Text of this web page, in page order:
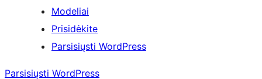
Modeliai
Prisidėkite
Parsisiųsti WordPress
Parsisiųsti WordPress